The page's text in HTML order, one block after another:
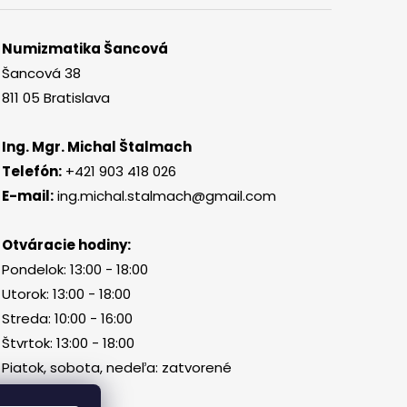
Numizmatika Šancová
Šancová 38
811 05 Bratislava
Ing. Mgr. Michal Štalmach
Telefón: +421 903 418 026
E-mail: ing.michal.stalmach@gmail.com
Otváracie hodiny:
Pondelok: 13:00 - 18:00
Utorok: 13:00 - 18:00
Streda: 10:00 - 16:00
Štvrtok: 13:00 - 18:00
Piatok, sobota, nedeľa: zatvorené